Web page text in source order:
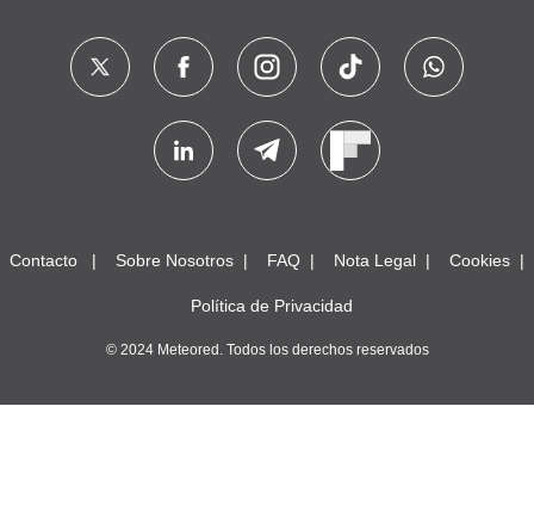
Contacto Sobre Nosotros FAQ Nota Legal Cookies
Política de Privacidad
© 2024 Meteored. Todos los derechos reservados